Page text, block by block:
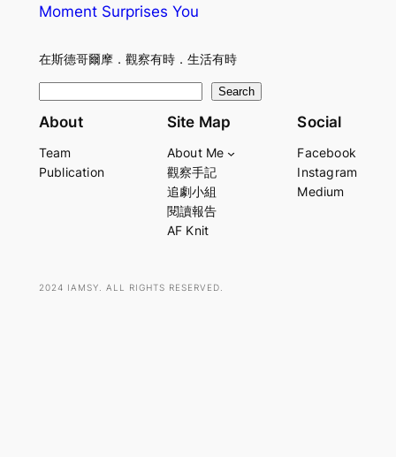
Moment Surprises You
在斯德哥爾摩．觀察有時．生活有時
e
r
Search
About
Team
Publication
Site Map
About Me
觀察手記
追劇小組
閱讀報告
AF Knit
Social
Facebook
Instagram
Medium
2024 IAMSY. ALL RIGHTS RESERVED.